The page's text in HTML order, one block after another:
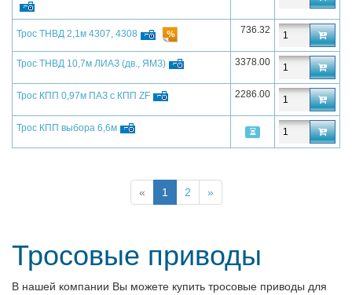
Трос ТНВД 2,1м 4307, 4308 736.32
Трос ТНВД 10,7м ЛИАЗ (дв., ЯМЗ) 3378.00
Трос КПП 0,97м ПАЗ с КПП ZF 2286.00
Трос КПП выбора 6,6м
« 1 2 »
Тросовые приводы
В нашей компании Вы можете купить тросовые приводы для